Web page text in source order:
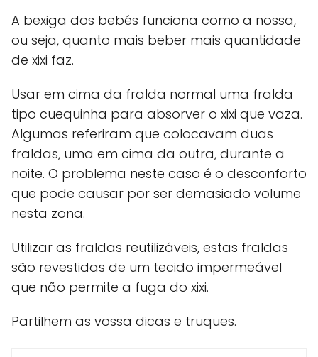
A bexiga dos bebés funciona como a nossa,
ou seja, quanto mais beber mais quantidade
de xixi faz.
Usar em cima da fralda normal uma fralda
tipo cuequinha para absorver o xixi que vaza.
Algumas referiram que colocavam duas
fraldas, uma em cima da outra, durante a
noite. O problema neste caso é o desconforto
que pode causar por ser demasiado volume
nesta zona.
Utilizar as fraldas reutilizáveis, estas fraldas
são revestidas de um tecido impermeável
que não permite a fuga do xixi.
Partilhem as vossa dicas e truques.